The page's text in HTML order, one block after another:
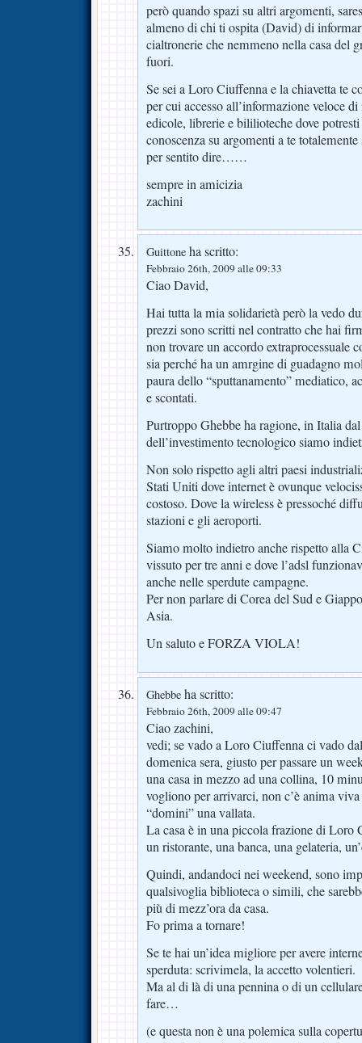
però quando spazi su altri argomenti,
almeno di chi ti ospita (David) di
cialtronerie che nemmeno nella casa del
fuori.
Se sei a Loro Ciuffenna e la chiavetta te
per cui accesso all’informazione veloce
edicole, librerie e bililioteche dove
conoscenza su argomenti a te
per sentito dire……
sempre in amicizia
zachini
Guittone ha scritto:
Febbraio 26th, 2009 alle 09:33
Ciao David,
Hai tutta la mia solidarietà però la vedo
prezzi sono scritti nel contratto che hai
non trovare un accordo extraprocessuale
sia perché ha un amrgine di guadagno
paura dello “sputtanamento” mediatico,
e scontati.
Purtroppo Ghebbe ha ragione, in Italia
dell’investimento tecnologico siamo
Non solo rispetto agli altri paesi
Stati Uniti dove internet è ovunque
costoso. Dove la wireless è pressoché
stazioni e gli aeroporti.
Siamo molto indietro anche rispetto alla
vissuto per tre anni e dove l’adsl
anche nelle sperdute campagne.
Per non parlare di Corea del Sud e
Asia.
Un saluto e FORZA VIOLA!
Ghebbe ha scritto:
Febbraio 26th, 2009 alle 09:47
Ciao zachini,
vedi; se vado a Loro Ciuffenna ci vado
domenica sera, giusto per passare un
una casa in mezzo ad una collina, 10
vogliono per arrivarci, non c’è anima
“domini” una vallata.
La casa è in una piccola frazione di Loro
un ristorante, una banca, una gelateria,
Quindi, andandoci nei weekend, sono
qualsivoglia biblioteca o simili, che
più di mezz’ora da casa.
Fo prima a tornare!
Se te hai un’idea migliore per avere
sperduta: scrivimela, la accetto volentieri.
Ma al di là di una pennina o di un
fare…
(e questa non è una polemica sulla